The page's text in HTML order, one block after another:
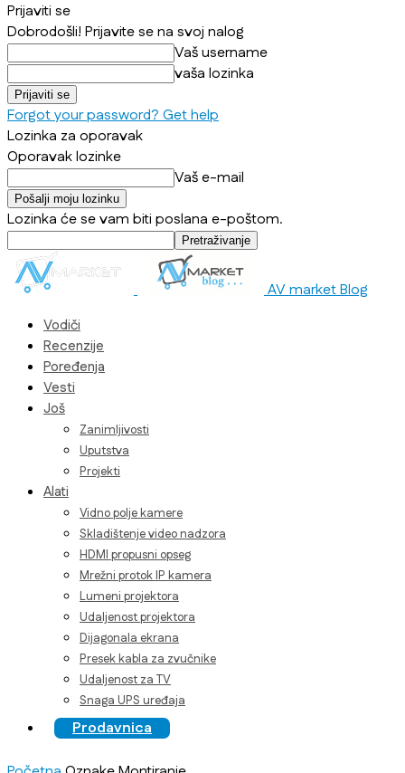
Prijaviti se
Dobrodošli! Prijavite se na svoj nalog
Vaš username
vaša lozinka
Forgot your password? Get help
Lozinka za oporavak
Oporavak lozinke
Vaš e-mail
Lozinka će se vam biti poslana e-poštom.
AV market Blog
Vodiči
Recenzije
Poređenja
Vesti
Još
Zanimljivosti
Uputstva
Projekti
Alati
Vidno polje kamere
Skladištenje video nadzora
HDMI propusni opseg
Mrežni protok IP kamera
Lumeni projektora
Udaljenost projektora
Dijagonala ekrana
Presek kabla za zvučnike
Udaljenost za TV
Snaga UPS uređaja
Prodavnica